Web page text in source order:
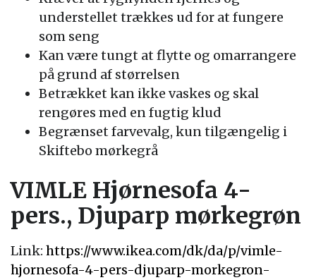
understellet trækkes ud for at fungere
som seng
Kan være tungt at flytte og omarrangere
på grund af størrelsen
Betrækket kan ikke vaskes og skal
rengøres med en fugtig klud
Begrænset farvevalg, kun tilgængelig i
Skiftebo mørkegrå
VIMLE Hjørnesofa 4-
pers., Djuparp mørkegrøn
Link: https://www.ikea.com/dk/da/p/vimle-
hjornesofa-4-pers-djuparp-morkegron-